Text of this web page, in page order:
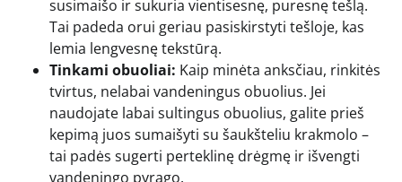
susimaišo ir sukuria vientisesnę, puresnę tešlą.
Tai padeda orui geriau pasiskirstyti tešloje, kas
lemia lengvesnę tekstūrą.
Tinkami obuoliai: Kaip minėta anksčiau, rinkitės
tvirtus, nelabai vandeningus obuolius. Jei
naudojate labai sultingus obuolius, galite prieš
kepimą juos sumaišyti su šaukšteliu krakmolo –
tai padės sugerti perteklinę drėgmę ir išvengti
vandeningo pyrago.